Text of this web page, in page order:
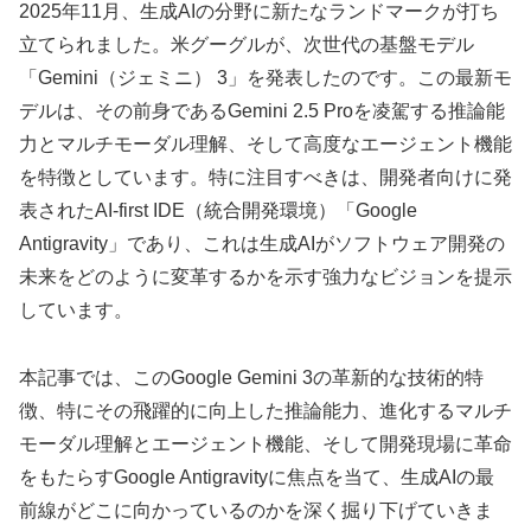
2025年11月、生成AIの分野に新たなランドマークが打ち
立てられました。米グーグルが、次世代の基盤モデル
「Gemini（ジェミニ） 3」を発表したのです。この最新モ
デルは、その前身であるGemini 2.5 Proを凌駕する推論能
力とマルチモーダル理解、そして高度なエージェント機能
を特徴としています。特に注目すべきは、開発者向けに発
表されたAI-first IDE（統合開発環境）「Google
Antigravity」であり、これは生成AIがソフトウェア開発の
未来をどのように変革するかを示す強力なビジョンを提示
しています。
本記事では、このGoogle Gemini 3の革新的な技術的特
徴、特にその飛躍的に向上した推論能力、進化するマルチ
モーダル理解とエージェント機能、そして開発現場に革命
をもたらすGoogle Antigravityに焦点を当て、生成AIの最
前線がどこに向かっているのかを深く掘り下げていきま